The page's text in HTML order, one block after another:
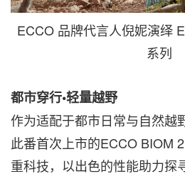
ECCO 品牌代言人倪妮演绎
系列
都市穿行•轻量越野
作为适配于都市日常与自然越
此番首次上市的ECCO BIOM
重科技，以出色的性能助力探